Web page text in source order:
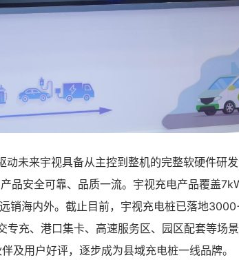
未来宇视具备从主控到整机的完整软硬件研
品安全可靠、品质一流。宇视充电产品覆盖
销海内外。截止目前，宇视充电桩已落地
充、港口集卡、高速服务区、园区配套等场
及用户好评，逐步成为县域充电桩一线品牌。